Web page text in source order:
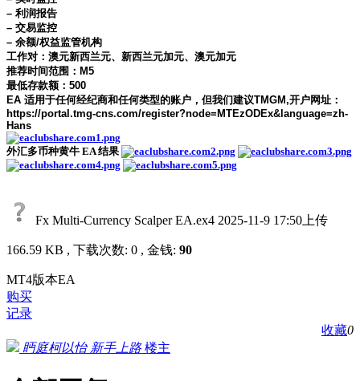
– 利润报告
– 交易监控
– 余额/权益监管机构
工作对：澳元新西兰元、新西兰元加元、澳元加元
推荐时间范围：M5
最低存款额：500
EA 适用于任何经纪商和任何类型的账户，但我们建议TMGM,开户网址：
https://portal.tmg-cns.com/register?node=MTEzODEx&language=zh-
Hans
外汇多币种黄牛 EA 结果
Fx Multi-Currency Scalper EA.ex4 2025-11-9 17:50上传
166.59 KB , 下载次数: 0 , 金钱: 90
MT4版本EA
购买
记录
收藏0
眄庭柯以怡 新手上路 楼主